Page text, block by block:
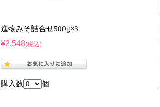
進物みそ詰合せ500g×3
¥2,548(税込)
購入数 個